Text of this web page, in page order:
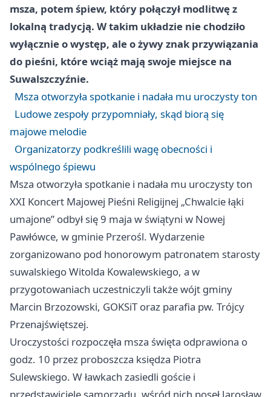
msza, potem śpiew, który połączył modlitwę z
lokalną tradycją. W takim układzie nie chodziło
wyłącznie o występ, ale o żywy znak przywiązania
do pieśni, które wciąż mają swoje miejsce na
Suwalszczyźnie.
Msza otworzyła spotkanie i nadała mu uroczysty ton
Ludowe zespoły przypomniały, skąd biorą się
majowe melodie
Organizatorzy podkreślili wagę obecności i
wspólnego śpiewu
Msza otworzyła spotkanie i nadała mu uroczysty ton
XXI Koncert Majowej Pieśni Religijnej „Chwalcie łąki
umajone” odbył się 9 maja w świątyni w Nowej
Pawłówce, w gminie Przerośl. Wydarzenie
zorganizowano pod honorowym patronatem starosty
suwalskiego Witolda Kowalewskiego, a w
przygotowaniach uczestniczyli także wójt gminy
Marcin Brzozowski, GOKSiT oraz parafia pw. Trójcy
Przenajświętszej.
Uroczystości rozpoczęła msza święta odprawiona o
godz. 10 przez proboszcza księdza Piotra
Sulewskiego. W ławkach zasiedli goście i